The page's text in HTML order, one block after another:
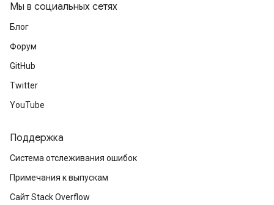
Мы в социальных сетях
Блог
Форум
GitHub
Twitter
YouTube
Поддержка
Система отслеживания ошибок
Примечания к выпускам
Сайт Stack Overflow